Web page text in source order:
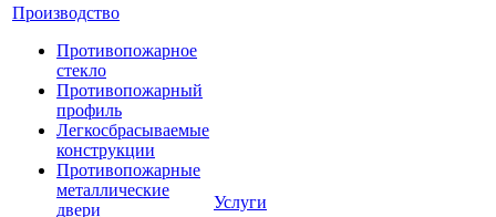
Производство
Противопожарное
стекло
Противопожарный
профиль
Легкосбрасываемые
конструкции
Противопожарные
металлические
двери
Услуги